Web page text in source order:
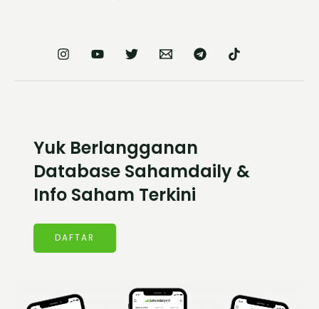
Yuk Berlangganan
Database Sahamdaily &
Info Saham Terkini
DAFTAR